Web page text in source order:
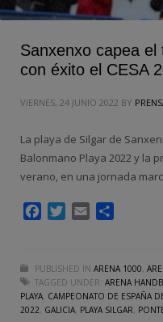
Sanxenxo capea
con éxito el CESA
VIERNES, 24 JUNIO 2022 BY
La playa de Silgar de
Balonmano Playa 2022 y la
verano, en una jornada
FacebookTwitter
Email
PUBLISHED IN ARENA 1000,
TAGGED UNDER: ARENA
PLAYA, CAMPEONATO DE ESPAÑA
2022, GALICIA, PLAYA SILGAR,